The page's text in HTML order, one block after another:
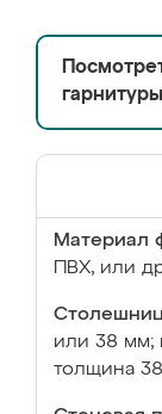
гарнитуры
Материал
ПВХ, или
или 38 мм;
толщина